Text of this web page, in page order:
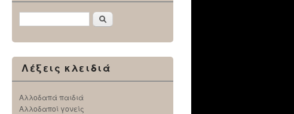
Αναζήτηση
Λέξεις κλειδιά
Αλλοδαπά παιδιά
Αλλοδαποί γονείς